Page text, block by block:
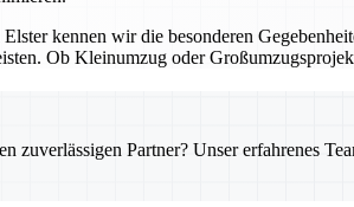
kennen wir die besonderen
Ob Kleinumzug oder
zuverlässigen Partner? Unser erfahrenes